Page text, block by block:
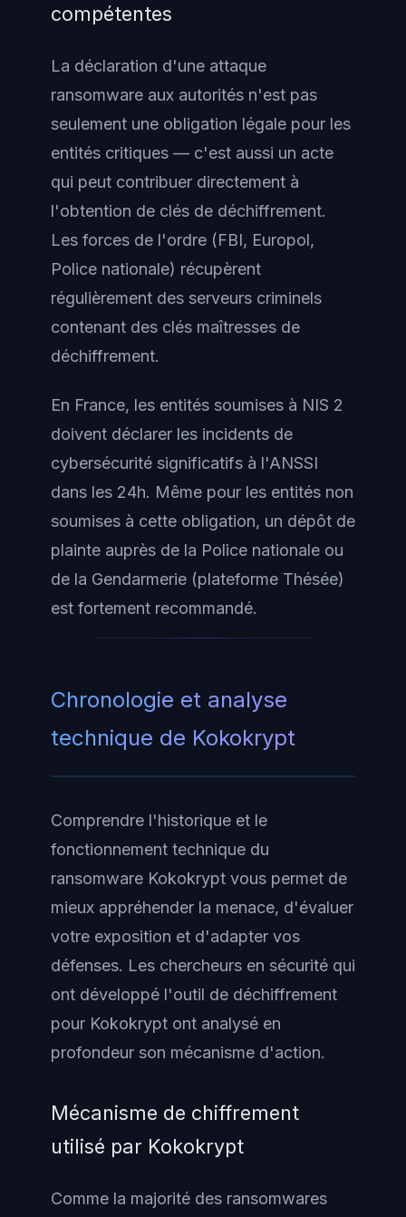
compétentes
La déclaration d'une attaque
ransomware aux autorités n'est pas
seulement une obligation légale pour les
entités critiques — c'est aussi un acte
qui peut contribuer directement à
l'obtention de clés de déchiffrement.
Les forces de l'ordre (FBI, Europol,
Police nationale) récupèrent
régulièrement des serveurs criminels
contenant des clés maîtresses de
déchiffrement.
En France, les entités soumises à NIS 2
doivent déclarer les incidents de
cybersécurité significatifs à l'ANSSI
dans les 24h. Même pour les entités non
soumises à cette obligation, un dépôt de
plainte auprès de la Police nationale ou
de la Gendarmerie (plateforme Thésée)
est fortement recommandé.
Chronologie et analyse
technique de Kokokrypt
Comprendre l'historique et le
fonctionnement technique du
ransomware Kokokrypt vous permet de
mieux appréhender la menace, d'évaluer
votre exposition et d'adapter vos
défenses. Les chercheurs en sécurité qui
ont développé l'outil de déchiffrement
pour Kokokrypt ont analysé en
profondeur son mécanisme d'action.
Mécanisme de chiffrement
utilisé par Kokokrypt
Comme la majorité des ransomwares